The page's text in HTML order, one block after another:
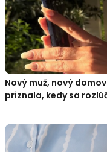
Nový muž, nový
priznala, kedy sa